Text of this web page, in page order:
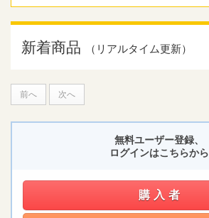
新着商品 （リアルタイム更新）
前へ 次へ
無料ユーザー登録、
ログインはこちらから
購入者